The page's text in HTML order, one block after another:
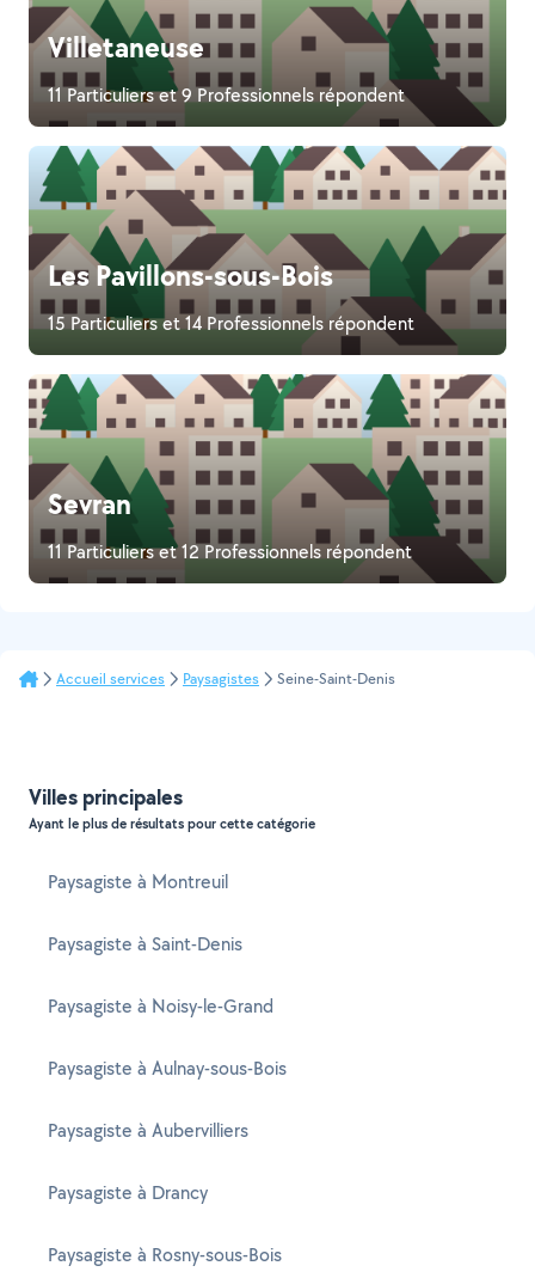
Villetaneuse
11 Particuliers et 9 Professionnels répondent
Les Pavillons-sous-Bois
15 Particuliers et 14 Professionnels répondent
Sevran
11 Particuliers et 12 Professionnels répondent
Accueil services Paysagistes Seine-Saint-Denis
Villes principales
Ayant le plus de résultats pour cette catégorie
Paysagiste à Montreuil
Paysagiste à Saint-Denis
Paysagiste à Noisy-le-Grand
Paysagiste à Aulnay-sous-Bois
Paysagiste à Aubervilliers
Paysagiste à Drancy
Paysagiste à Rosny-sous-Bois